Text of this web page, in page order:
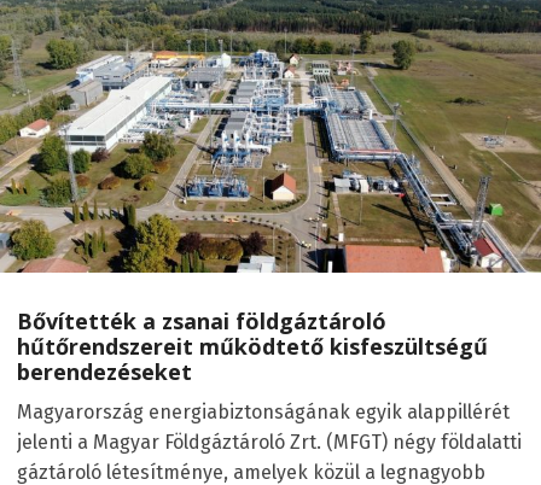
Bővítették a zsanai földgáztároló
hűtőrendszereit működtető kisfeszültségű
berendezéseket
Magyarország energiabiztonságának egyik alappillérét
jelenti a Magyar Földgáztároló Zrt. (MFGT) négy földalatti
gáztároló létesítménye, amelyek közül a legnagyobb